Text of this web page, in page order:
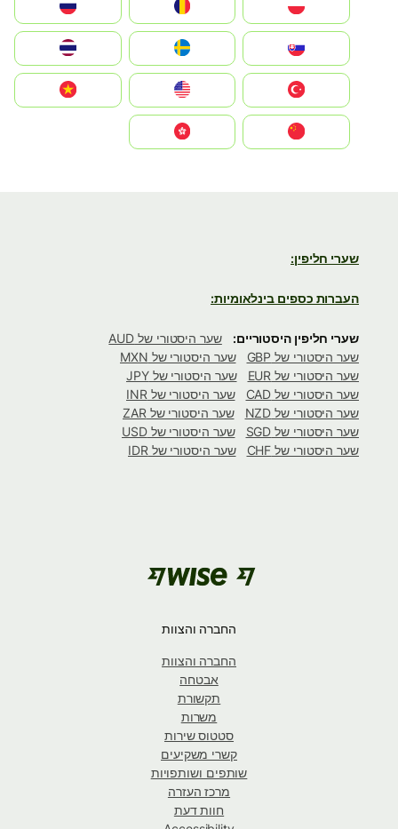
România
Slovensko
United States
Vietnam
שערי חליפין:
העברות כספים בינלאומיות:
שערי חליפין היסטוריים:
שער היסטורי של AUD
שער היסטורי של GBP
שער היסטורי של MXN
שער היסטורי של EUR
שער היסטורי של JPY
שער היסטורי של CAD
שער היסטורי של INR
שער היסטורי של NZD
שער היסטורי של ZAR
שער היסטורי של SGD
שער היסטורי של USD
שער היסטורי של CHF
שער היסטורי של IDR
החברה והצוות
החברה והצוות
אבטחה
תקשורת
משרות
סטטוס שירות
קשרי משקיעים
שותפים ושותפויות
מרכז העזרה
חוות דעת